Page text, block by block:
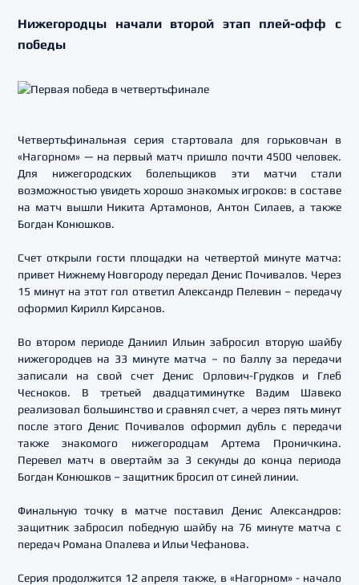
Нижегородцы начали второй этап плей-офф с
победы
Четвертьфинальная серия стартовала для горьковчан в
«Нагорном» — на первый матч пришло почти 4500 человек.
Для нижегородских болельщиков эти матчи стали
возможностью увидеть хорошо знакомых игроков: в составе
на матч вышли Никита Артамонов, Антон Силаев, а также
Богдан Конюшков.
Счет открыли гости площадки на четвертой минуте матча:
привет Нижнему Новгороду передал Денис Почивалов. Через
15 минут на этот гол ответил Александр Пелевин – передачу
оформил Кирилл Кирсанов.
Во втором периоде Даниил Ильин забросил вторую шайбу
нижегородцев на 33 минуте матча – по баллу за передачи
записали на свой счет Денис Орлович-Грудков и Глеб
Чесноков. В третьей двадцатиминутке Вадим Шавеко
реализовал большинство и сравнял счет, а через пять минут
после этого Денис Почивалов оформил дубль с передачи
также знакомого нижегородцам Артема Проничкина.
Перевел матч в овертайм за 3 секунды до конца периода
Богдан Конюшков – защитник бросил от синей линии.
Финальную точку в матче поставил Денис Александров:
защитник забросил победную шайбу на 76 минуте матча с
передач Романа Опалева и Ильи Чефанова.
Серия продолжится 12 апреля также, в «Нагорном» - начало